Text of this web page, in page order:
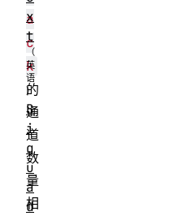
a
c
k
的
通
道
数
量
相
x
t
B
i
q
u
a
d